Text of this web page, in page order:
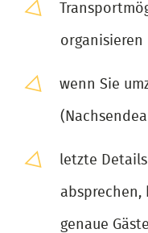
organisieren
wenn Sie
letzte
absprechen,
genaue